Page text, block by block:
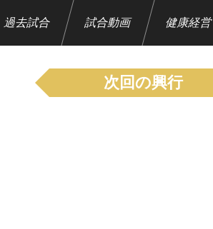
過去試合 試合動画 健康経営
次回の興行